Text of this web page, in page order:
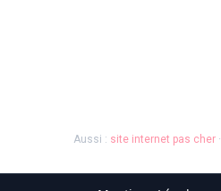
Aussi : site internet pas cher·